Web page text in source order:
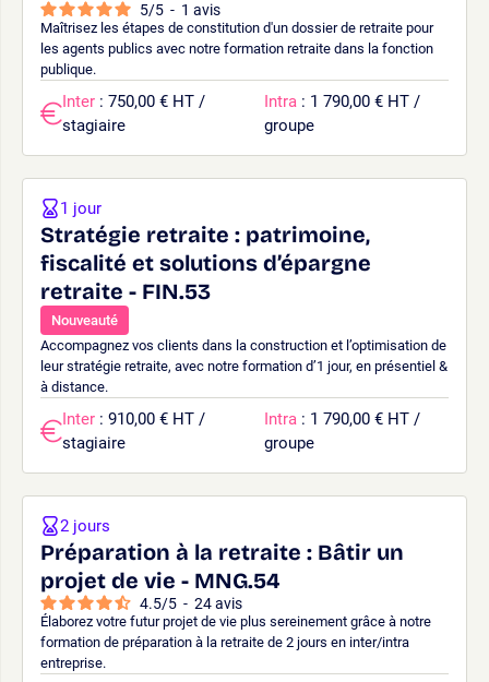
5/5 - 1 avis
Maîtrisez les étapes de constitution d'un dossier de retraite pour
les agents publics avec notre formation retraite dans la fonction
publique.
Inter : 750,00 € HT /
stagiaire
Intra : 1 790,00 € HT /
groupe
Stratégie retraite : patrimoine,
fiscalité et solutions d’épargne
retraite - FIN.53
Nouveauté
Accompagnez vos clients dans la construction et l’optimisation de
leur stratégie retraite, avec notre formation d’1 jour, en présentiel &
à distance.
1 jour
Inter : 910,00 € HT /
stagiaire
Intra : 1 790,00 € HT /
groupe
Préparation à la retraite : Bâtir un
projet de vie - MNG.54
4.5/5 - 24avis
Élaborez votre futur projet de vie plus sereinement grâce à notre
formation de préparation à la retraite de 2 jours en inter/intra
entreprise.
2 jours